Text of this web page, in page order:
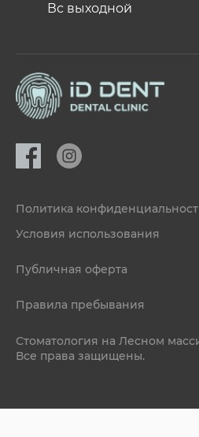
Вс выходной
Стоматология на Лесном
Все права защищены.
Политика
Условия использования
Публичная оферта
Правила пребывания